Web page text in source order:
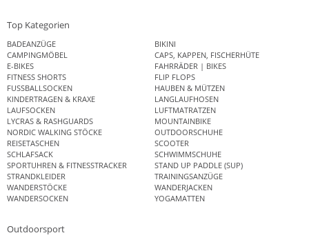
Top Kategorien
BADEANZÜGE
BIKINI
CAMPINGMÖBEL
CAPS, KAPPEN, FISCHERHÜTE
E-BIKES
FAHRRÄDER | BIKES
FITNESS SHORTS
FLIP FLOPS
FUSSBALLSOCKEN
HAUBEN & MÜTZEN
KINDERTRAGEN & KRAXE
LANGLAUFHOSEN
LAUFSOCKEN
LUFTMATRATZEN
LYCRAS & RASHGUARDS
MOUNTAINBIKE
NORDIC WALKING STÖCKE
OUTDOORSCHUHE
REISETASCHEN
SCOOTER
SCHLAFSACK
SCHWIMMSCHUHE
SPORTUHREN & FITNESSTRACKER
STAND UP PADDLE (SUP)
STRANDKLEIDER
TRAININGSANZÜGE
WANDERSTÖCKE
WANDERJACKEN
WANDERSOCKEN
YOGAMATTEN
Outdoorsport